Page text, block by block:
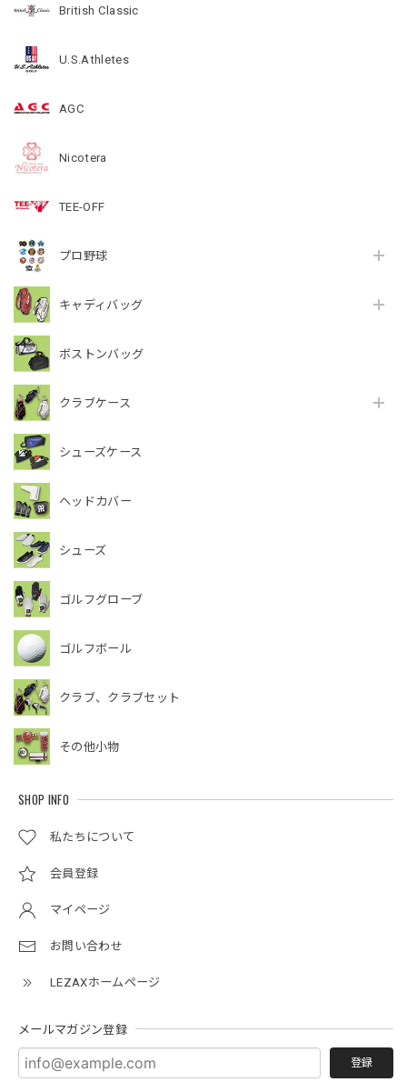
British Classic
U.S.Athletes
AGC
Nicotera
TEE-OFF
プロ野球
キャディバッグ
ボストンバッグ
クラブケース
シューズケース
ヘッドカバー
シューズ
ゴルフグローブ
ゴルフボール
クラブ、クラブセット
その他小物
SHOP INFO
私たちについて
会員登録
マイページ
お問い合わせ
LEZAXホームページ
メールマガジン登録
登録